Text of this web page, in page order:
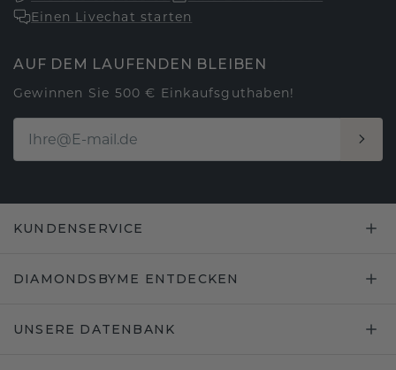
Einen Livechat starten
AUF DEM LAUFENDEN BLEIBEN
Gewinnen Sie 500 € Einkaufsguthaben!
KUNDENSERVICE
DIAMONDSBYME ENTDECKEN
UNSERE DATENBANK